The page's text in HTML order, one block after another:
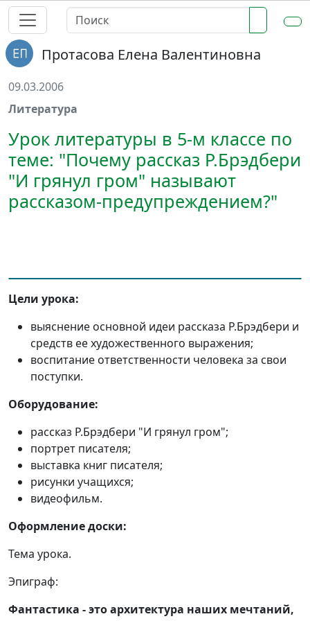
Протасова Елена Валентиновна
09.03.2006
Литература
Урок литературы в 5-м классе по
теме: "Почему рассказ Р.Брэдбери
"И грянул гром" называют
рассказом-предупреждением?"
Цели урока:
выяснение основной идеи рассказа Р.Брэдбери и
средств ее художественного выражения;
воспитание ответственности человека за свои
поступки.
Оборудование:
рассказ Р.Брэдбери "И грянул гром";
портрет писателя;
выставка книг писателя;
рисунки учащихся;
видеофильм.
Оформление доски:
Тема урока.
Эпиграф:
Фантастика - это архитектура наших мечтаний,